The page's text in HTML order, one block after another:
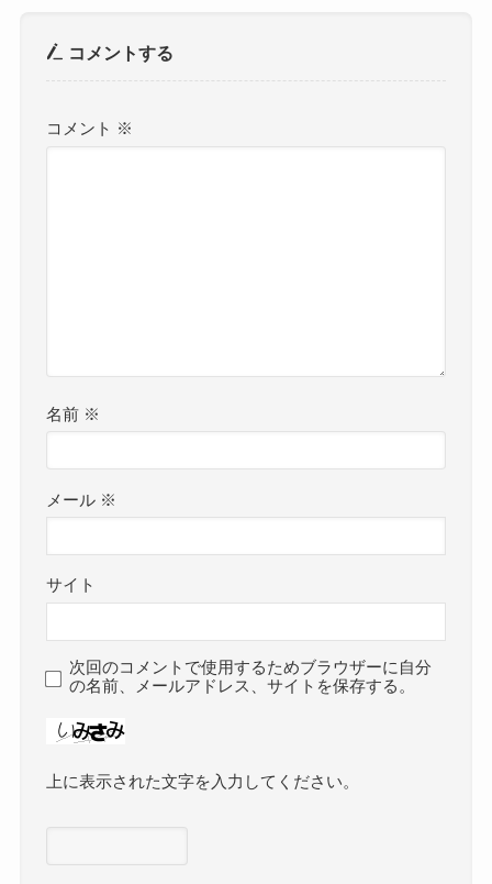
コメントする
コメント ※
名前 ※
メール ※
サイト
次回のコメントで使用するためブラウザーに自分
の名前、メールアドレス、サイトを保存する。
上に表示された文字を入力してください。